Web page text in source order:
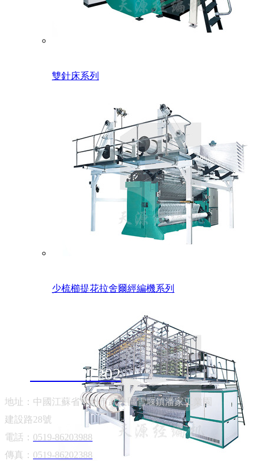
雙針床系列
少梳櫛提花拉舍爾經編機系列
13906122202
地址：中國江蘇省常州市武進區雪堰鎮潘家工業園
建設路28號
電話： 0519-86203988
傳真： 0519-86202388